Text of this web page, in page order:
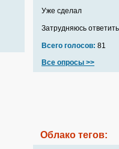
Уже сделал
Затрудняюсь ответить
Всего голосов: 81
Все опросы >>
Облако тегов: